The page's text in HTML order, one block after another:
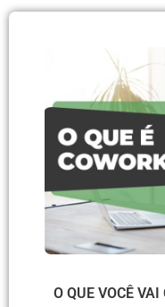
O QUE VOCÊ VAI